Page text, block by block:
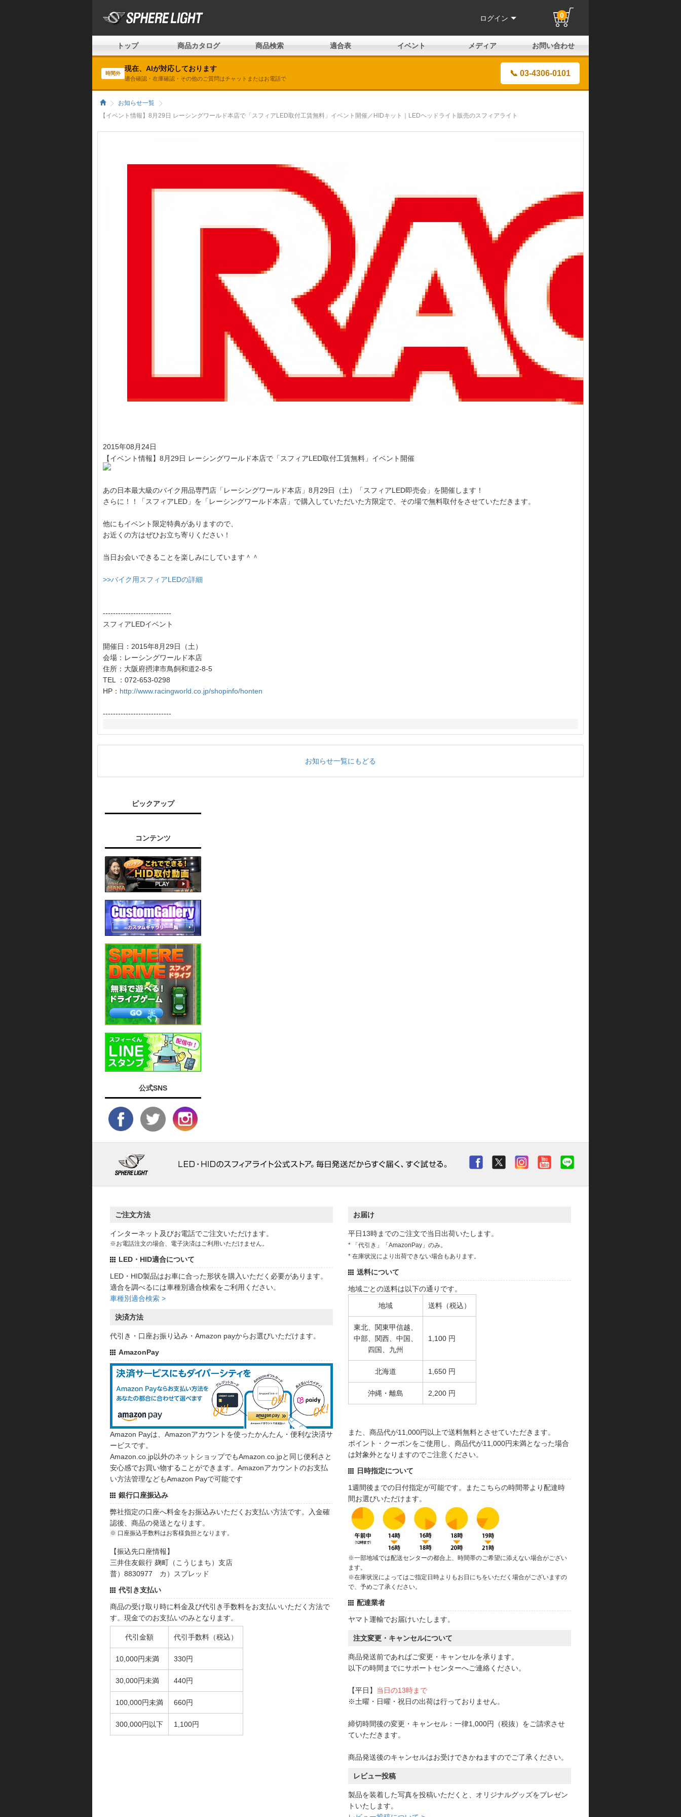
ログイン 0
トップ 商品カタログ 商品検索 適合表 イベント メディア お問い合わせ
時間外
現在、AIが対応しております
適合確認・在庫確認・その他のご質問はチャットまたはお電話で
📞 03-4306-0101
お知らせ一覧
【イベント情報】8月29日 レーシングワールド本店で「スフィアLED取付工賃無料」イベント開催／HIDキット｜LEDヘッドライト販売のスフィアライト
2015年08月24日
【イベント情報】8月29日 レーシングワールド本店で「スフィアLED取付工賃無料」イベント開催
あの日本最大級のバイク用品専門店「レーシングワールド本店」8月29日（土）「スフィアLED即売会」を開催します！
さらに！！「スフィアLED」を「レーシングワールド本店」で購入していただいた方限定で、その場で無料取付をさせていただきます。
他にもイベント限定特典がありますので、
お近くの方はぜひお立ち寄りください！
当日お会いできることを楽しみにしています＾＾
>>バイク用スフィアLEDの詳細
---------------------------
スフィアLEDイベント
開催日：2015年8月29日（土）
会場：レーシングワールド本店
住所：大阪府摂津市鳥飼和道2-8-5
TEL ：072-653-0298
HP： http://www.racingworld.co.jp/shopinfo/honten
---------------------------
お知らせ一覧にもどる
ピックアップ
コンテンツ
公式SNS
ご注文方法
インターネット及びお電話でご注文いただけます。
※お電話注文の場合、電子決済はご利用いただけません。
LED・HID適合について
LED・HID製品はお車に合った形状を購入いただく必要があります。
適合を調べるには車種別適合検索をご利用ください。
車種別適合検索 >
決済方法
代引き・口座お振り込み・Amazon payからお選びいただけます。
AmazonPay
Amazon Payは、Amazonアカウントを使ったかんたん・便利な決済サ
ービスです。
Amazon.co.jp以外のネットショップでもAmazon.co.jpと同じ便利さと
安心感でお買い物することができます。Amazonアカウントのお支払
い方法管理などもAmazon Payで可能です
銀行口座振込み
弊社指定の口座へ料金をお振込みいただくお支払い方法です。入金確
認後、商品の発送となります。
※ 口座振込手数料はお客様負担となります。
【振込先口座情報】
三井住友銀行 麹町（こうじまち）支店
普）8830977 カ）スプレッド
代引き支払い
商品の受け取り時に料金及び代引き手数料をお支払いいただく方法で
す。現金でのお支払いのみとなります。
代引金額 代引手数料（税込）
10,000円未満 330円
30,000円未満 440円
100,000円未満 660円
300,000円以下 1,100円
お届け
平日13時までのご注文で当日出荷いたします。
* 「代引き」「AmazonPay」のみ。
* 在庫状況により出荷できない場合もあります。
送料について
地域ごとの送料は以下の通りです。
地域 送料（税込）
東北、関東甲信越、
中部、関西、中国、
四国、九州
1,100 円
北海道 1,650 円
沖縄・離島 2,200 円
また、商品代が11,000円以上で送料無料とさせていただきます。
ポイント・クーポンをご使用し、商品代が11,000円未満となった場合
は対象外となりますのでご注意ください。
日時指定について
1週間後までの日付指定が可能です。またこちらの時間帯より配達時
間お選びいただけます。
※一部地域では配送センターの都合上、時間帯のご希望に添えない場合がござい
ます。
※在庫状況によってはご指定日時よりもお日にちをいただく場合がございますの
で、予めご了承ください。
配達業者
ヤマト運輸でお届けいたします。
注文変更・キャンセルについて
商品発送前であればご変更・キャンセルを承ります。
以下の時間までにサポートセンターへご連絡ください。
【平日】 当日の13時まで
※土曜・日曜・祝日の出荷は行っておりません。
締切時間後の変更・キャンセル：一律1,000円（税抜）をご請求させ
ていただきます。
商品発送後のキャンセルはお受けできかねますのでご了承ください。
レビュー投稿
製品を装着した写真を投稿いただくと、オリジナルグッズをプレゼン
トいたします。